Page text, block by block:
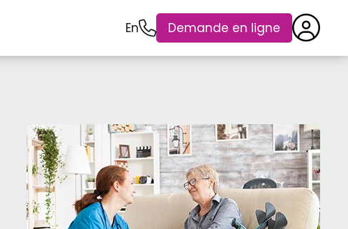
En Demande en ligne